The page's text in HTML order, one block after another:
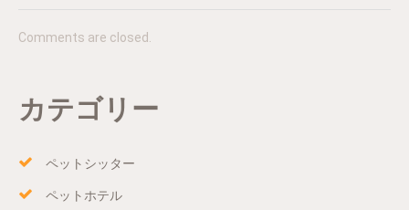
Comments are closed.
カテゴリー
ペットシッター
ペットホテル